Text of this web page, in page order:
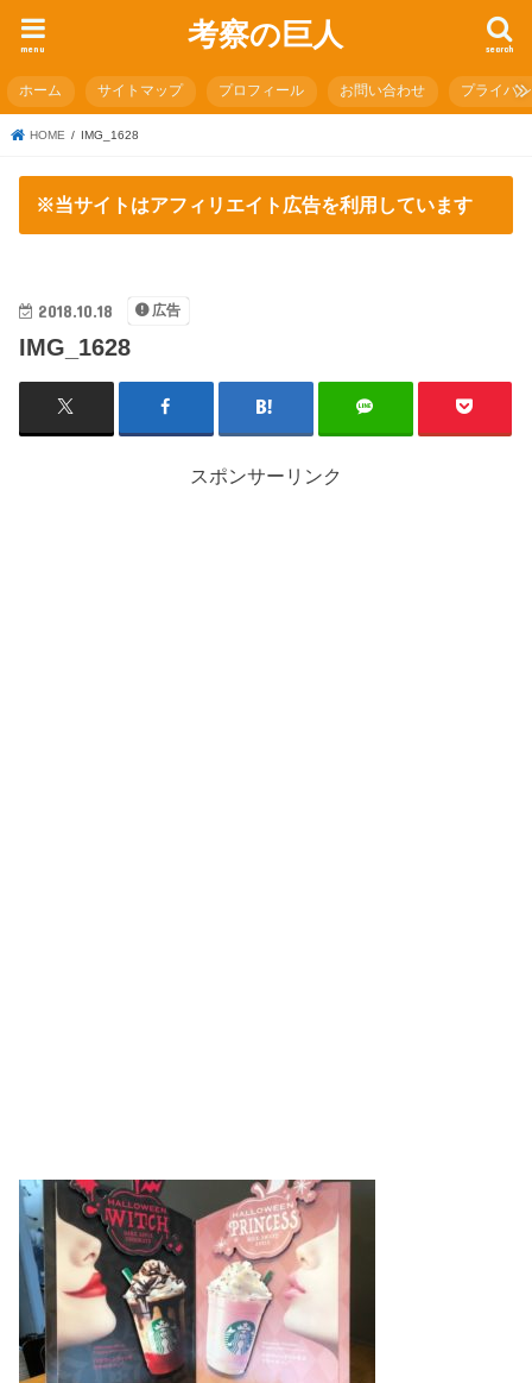
考察の巨人 search
menu
ホーム サイトマップ プロフィール お問い合わせ プライバ
HOME IMG_1628
※当サイトはアフィリエイト広告を利用しています
2018.10.18 広告
IMG_1628
スポンサーリンク